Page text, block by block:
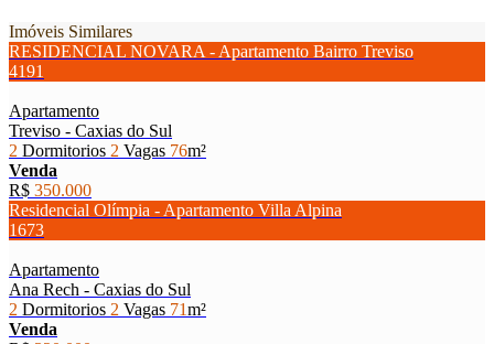
Imóveis Similares
RESIDENCIAL NOVARA - Apartamento Bairro Treviso
4191
Apartamento
Treviso - Caxias do Sul
2 Dormitorios 2 Vagas 76m²
Venda
R$ 350.000
Residencial Olímpia - Apartamento Villa Alpina
1673
Apartamento
Ana Rech - Caxias do Sul
2 Dormitorios 2 Vagas 71m²
Venda